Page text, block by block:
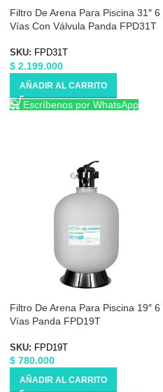
Filtro De Arena Para Piscina 31″ 6
Vías Con Válvula Panda FPD31T
SKU: FPD31T
$ 2.199.000
AÑADIR AL CARRITO
Escríbenos por WhatsApp
Filtro De Arena Para Piscina 19″ 6
Vías Panda FPD19T
SKU: FPD19T
$ 780.000
AÑADIR AL CARRITO